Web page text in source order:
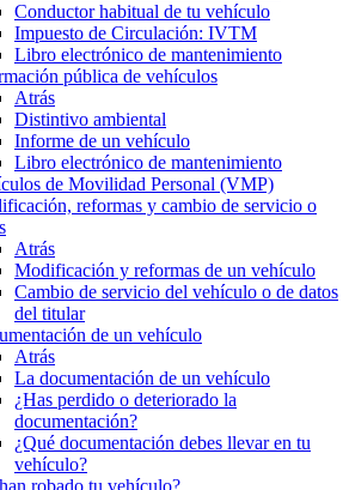
Conductor habitual de tu vehículo
Impuesto de Circulación: IVTM
Libro electrónico de mantenimiento
pública de vehículos
Atrás
Distintivo ambiental
Informe de un vehículo
Libro electrónico de mantenimiento
de Movilidad Personal (VMP)
reformas y cambio de servicio o
Atrás
Modificación y reformas de un vehículo
Cambio de servicio del vehículo o de datos
del titular
de un vehículo
Atrás
La documentación de un vehículo
¿Has perdido o deteriorado la
documentación?
¿Qué documentación debes llevar en tu
vehículo?